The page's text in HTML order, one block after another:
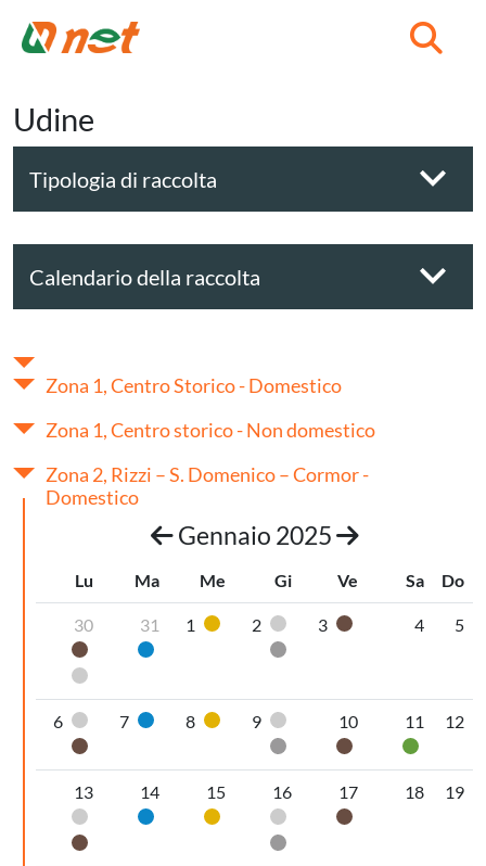
Udine
Tipologia di raccolta
Calendario della raccolta
Zona 1, Centro Storico - Domestico
Zona 1, Centro storico - Non domestico
Zona 2, Rizzi – S. Domenico – Cormor -
Domestico
Gennaio 2025
Lu Ma Me Gi Ve Sa Do
30
Organico umido
Pannolini-pannoloni
31
Carta
1 Plastica
2
Pannolini-pannoloni
Secco non riciclabile
3 Organico umido
4 5
6
Pannolini-pannoloni
Organico umido
7 Carta
8 Plastica
9
Pannolini-pannoloni
Secco non riciclabile
10
Organico umido
11
Vetro
12
13
Pannolini-pannoloni
Organico umido
14
Carta
15
Plastica
16
Pannolini-pannoloni
Secco non riciclabile
17
Organico umido
18 19